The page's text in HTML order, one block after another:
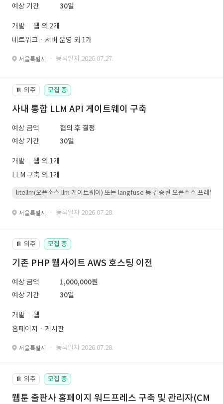
예상 기간
30일
개발
웹 외 2개
네트워크ㆍ서버 운영 외 1개
서울특별시 · 등록일자 2026.07.27.
📔 외주 모집 중
사내 통합 LLM API 게이트웨이 구축
예상 금액
협의 후 결정
예상 기간
30일
개발
웹 외 1개
LLM 구축 외 1개
litellm(오픈소스 llm 게이트웨이) 또는 langfuse 등 검증된 오픈소스 프레임워
서울특별시 · 등록일자 2026.07.28.
📔 외주 모집 중
기존 PHP 웹사이트 AWS 호스팅 이전
예상 금액
1,000,000원
예상 기간
30일
개발
웹
홈페이지ㆍ게시판
서울특별시 · 등록일자 2026.07.28.
📔 외주 모집 중
웹툰 출판사 홈페이지 워드프레스 구축 및 관리자(CM